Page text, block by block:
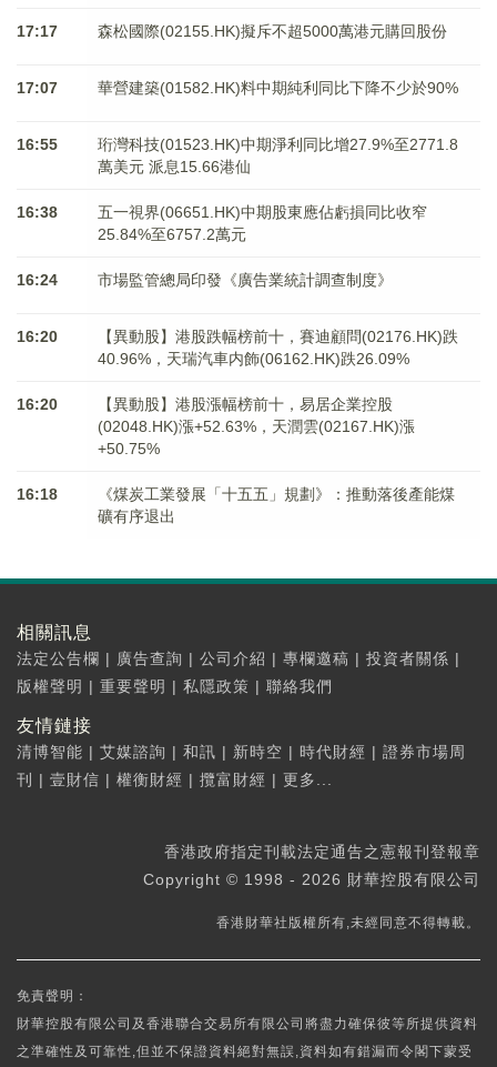
17:17 森松國際(02155.HK)擬斥不超5000萬港元購回股份
17:07 華營建築(01582.HK)料中期純利同比下降不少於90%
16:55
珩灣科技(01523.HK)中期淨利同比增27.9%至2771.8
萬美元 派息15.66港仙
16:38
五一視界(06651.HK)中期股東應佔虧損同比收窄
25.84%至6757.2萬元
16:24 市場監管總局印發《廣告業統計調查制度》
16:20
【異動股】港股跌幅榜前十，賽迪顧問(02176.HK)跌
40.96%，天瑞汽車内飾(06162.HK)跌26.09%
16:20
【異動股】港股漲幅榜前十，易居企業控股
(02048.HK)漲+52.63%，天潤雲(02167.HK)漲
+50.75%
16:18
《煤炭工業發展「十五五」規劃》：推動落後產能煤
礦有序退出
相關訊息
法定公告欄 | 廣告查詢 | 公司介紹 | 專欄邀稿 | 投資者關係 |
版權聲明 | 重要聲明 | 私隱政策 | 聯絡我們
友情鏈接
清博智能 | 艾媒諮詢 | 和訊 | 新時空 | 時代財經 | 證券市場周
刊
| 壹財信 | 權衡財經 | 攬富財經 | 更多...
香港政府指定刊載法定通告之憲報刊登報章
Copyright © 1998 - 2026 財華控股有限公司
香港財華社版權所有,未經同意不得轉載。
免責聲明：
財華控股有限公司及香港聯合交易所有限公司將盡力確保彼等所提供資料
之準確性及可靠性,但並不保證資料絕對無誤,資料如有錯漏而令閣下蒙受